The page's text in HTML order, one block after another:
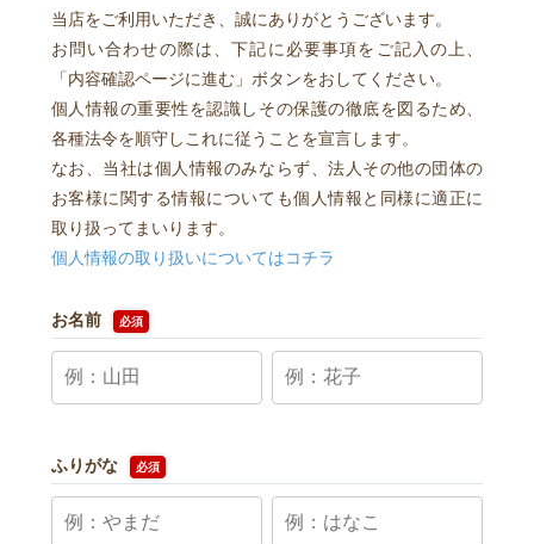
当店をご利用いただき、誠にありがとうございます。
お問い合わせの際は、下記に必要事項をご記入の上、
「内容確認ページに進む」ボタンをおしてください。
個人情報の重要性を認識しその保護の徹底を図るため、
各種法令を順守しこれに従うことを宣言します。
なお、当社は個人情報のみならず、法人その他の団体の
お客様に関する情報についても個人情報と同様に適正に
取り扱ってまいります。
個人情報の取り扱いについてはコチラ
お名前 必須
ふりがな 必須